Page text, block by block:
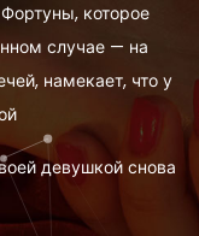
которое
случае — на
намекает, что у
девушкой снова